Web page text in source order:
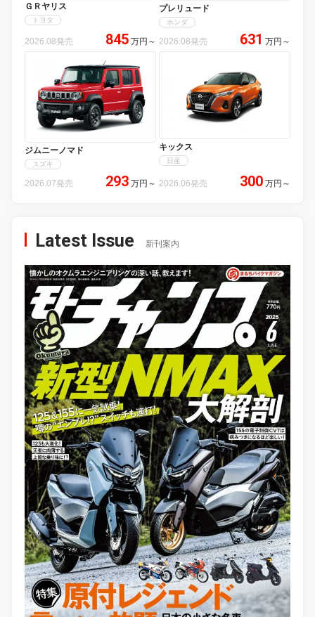
ＧＲヤリス
トヨタ
2026.08発売 845 万円 ～
プレリュード
ホンダ
2026.08発売 631 万円 ～
ジムニーノマド
スズキ
2026.07発売 293 万円 ～
キックス
日産
2026.06発売 300 万円 ～
Latest Issue 新刊案内